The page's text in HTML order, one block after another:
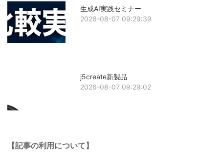
生成AI実践セミナー
2026-08-07 09:29:39
j5create新製品
2026-08-07 09:29:02
【記事の利用について】